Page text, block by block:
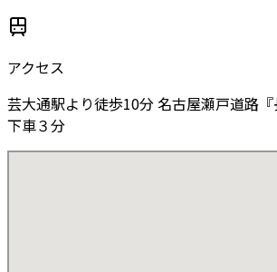
アクセス
芸大通駅より徒歩10分 名古屋瀬戸道路『
下車３分